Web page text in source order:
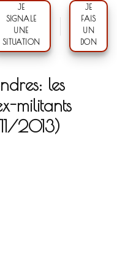
JE
SIGNALE
UNE
SITUATION
JE
FAIS
UN
DON
les
militants
2013)